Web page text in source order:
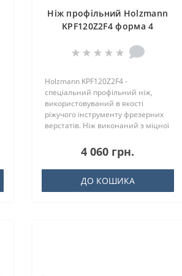
Ніж профільний Holzmann
KPF120Z2F4 форма 4
Holzmann KPF120Z2F4 -
спеціальний профільний ніж,
використовуваний в якості
ріжучого інструменту фрезерних
верстатів. Ніж виконаний з міцної
4 060 грн.
ДО КОШИКА